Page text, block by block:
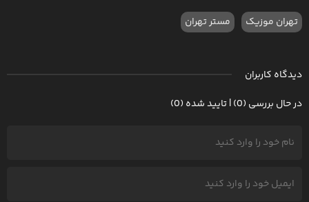
تهران موزیک مستر تهران
دیدگاه کاربران
در حال بررسی (0) | تایید شده (0)